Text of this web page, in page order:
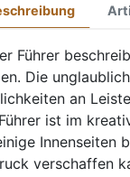
Führer
Die
an
ist im
Innenseiten
verschaffen